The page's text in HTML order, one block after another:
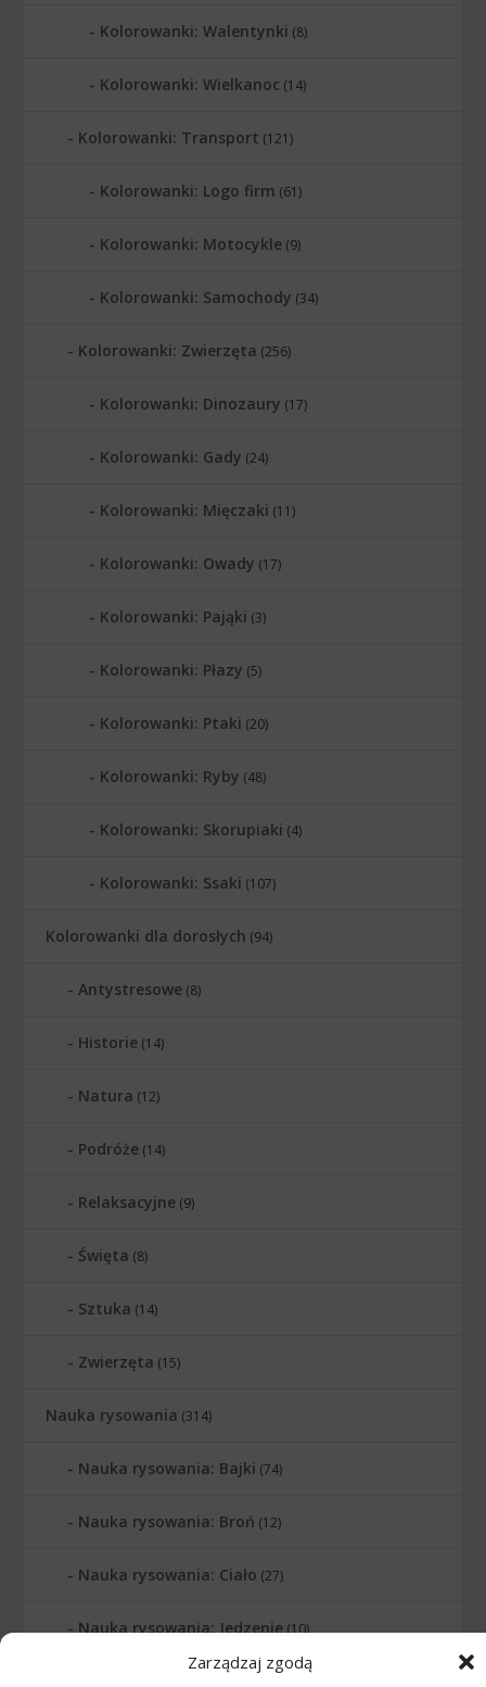
Zarządzaj zgodą
Kolorowanki: Walentynki (8)
Kolorowanki: Wielkanoc (14)
Kolorowanki: Transport (121)
Kolorowanki: Logo firm (61)
Kolorowanki: Motocykle (9)
Kolorowanki: Samochody (34)
Kolorowanki: Zwierzęta (256)
Kolorowanki: Dinozaury (17)
Kolorowanki: Gady (24)
Kolorowanki: Mięczaki (11)
Kolorowanki: Owady (17)
Kolorowanki: Pająki (3)
Kolorowanki: Płazy (5)
Kolorowanki: Ptaki (20)
Kolorowanki: Ryby (48)
Kolorowanki: Skorupiaki (4)
Kolorowanki: Ssaki (107)
Kolorowanki dla dorosłych (94)
Antystresowe (8)
Historie (14)
Natura (12)
Podróże (14)
Relaksacyjne (9)
Święta (8)
Sztuka (14)
Zwierzęta (15)
Nauka rysowania (314)
Nauka rysowania: Bajki (74)
Nauka rysowania: Broń (12)
Nauka rysowania: Ciało (27)
Nauka rysowania: Jedzenie(10)